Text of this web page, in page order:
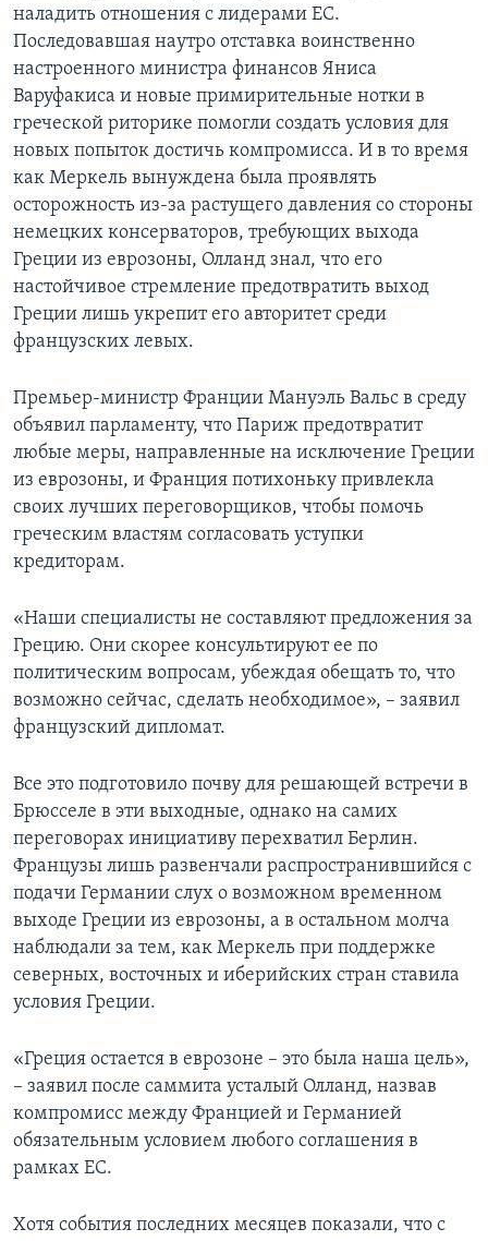
наладить отношения с лидерами ЕС.
Последовавшая наутро отставка воинственно
настроенного министра финансов Яниса
Варуфакиса и новые примирительные нотки в
греческой риторике помогли создать условия для
новых попыток достичь компромисса. И в то время
как Меркель вынуждена была проявлять
осторожность из-за растущего давления со стороны
немецких консерваторов, требующих выхода
Греции из еврозоны, Олланд знал, что его
настойчивое стремление предотвратить выход
Греции лишь укрепит его авторитет среди
французских левых.
Премьер-министр Франции Мануэль Вальс в среду
объявил парламенту, что Париж предотвратит
любые меры, направленные на исключение Греции
из еврозоны, и Франция потихоньку привлекла
своих лучших переговорщиков, чтобы помочь
греческим властям согласовать уступки
кредиторам.
«Наши специалисты не составляют предложения за
Грецию. Они скорее консультируют ее по
политическим вопросам, убеждая обещать то, что
возможно сейчас, сделать необходимое», – заявил
французский дипломат.
Все это подготовило почву для решающей встречи в
Брюсселе в эти выходные, однако на самих
переговорах инициативу перехватил Берлин.
Французы лишь развенчали распространившийся с
подачи Германии слух о возможном временном
выходе Греции из еврозоны, а в остальном молча
наблюдали за тем, как Меркель при поддержке
северных, восточных и иберийских стран ставила
условия Греции.
«Греция остается в еврозоне – это была наша цель»,
– заявил после саммита усталый Олланд, назвав
компромисс между Францией и Германией
обязательным условием любого соглашения в
рамках ЕС.
Хотя события последних месяцев показали, что с